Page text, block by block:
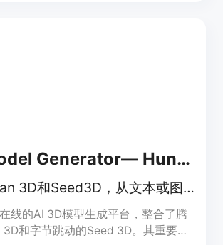
AI 3D Model Generator— Hunyuan 3D &amp; Seed 3D
使用Hunyuan 3D和Seed3D，从文本或图像生成AI 3D模型，免费在线生成。
线的AI 3D模型生成平台，整合了腾
和字节跳动的Seed 3D。其重要性